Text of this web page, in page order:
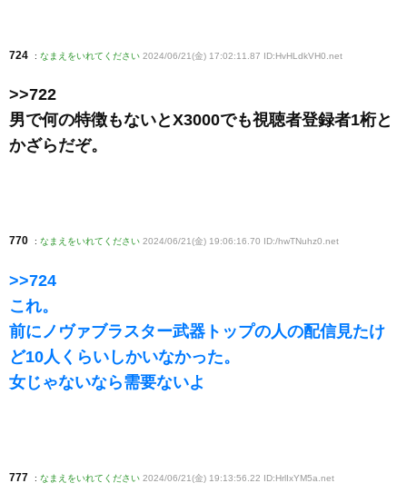
724 : なまえをいれてください 2024/06/21(金) 17:02:11.87 ID:HvHLdkVH0.net
>>722
男で何の特徴もないとX3000でも視聴者登録者1桁と
かざらだぞ。
770 : なまえをいれてください 2024/06/21(金) 19:06:16.70 ID:/hwTNuhz0.net
>>724
これ。
前にノヴァブラスター武器トップの人の配信見たけ
ど10人くらいしかいなかった。
女じゃないなら需要ないよ
777 : なまえをいれてください 2024/06/21(金) 19:13:56.22 ID:HrlIxYM5a .net